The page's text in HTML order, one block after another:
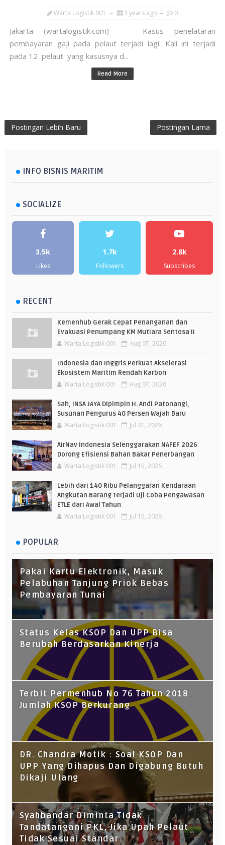
Warta Logistik 001 3 years ago 0
Jakarta (wartalogistik.com) - Kasus penelataran
pembayaran gaji pada pelaut terjadi lagi. Kali ini terjadi
pada 12 pelaut yang kasusnya d...
Read More
Postingan Lebih Baru Postingan Lama
INFO BISNIS MARITIM
SOCIALIZE
3.5k
Likes
1.7k
Followers
2.8k
Subscribes
RECENT
Kemenhub Gerak Cepat Penanganan dan
Evakuasi Penumpang KM Mutiara Sentosa II
Warta Logistik 001 Aug 07, 2026
Indonesia dan Inggris Perkuat Akselerasi
Ekosistem Maritim Rendah Karbon
Warta Logistik 001 Aug 07, 2026
Sah, INSA JAYA Dipimpin H. Andi Patonangi,
Susunan Pengurus 40 Persen Wajah Baru
Warta Logistik 001 Jul 31, 2026
AirNav Indonesia Selenggarakan NAFEF 2026
Dorong Efisiensi Bahan Bakar Penerbangan
Warta Logistik 001 Jul 15, 2026
Lebih dari 140 Ribu Pelanggaran Kendaraan
Angkutan Barang Terjadi Uji Coba Pengawasan
ETLE dari Awal Tahun
Warta Logistik 001 Jul 15, 2026
POPULAR
Pakai Kartu Elektronik, Masuk
Pelabuhan Tanjung Priok Bebas
Pembayaran Tunai
Status Kelas KSOP Dan UPP Bisa
Berubah Berdasarkan Kinerja
Terbit Permenhub No 76 Tahun 2018
Jumlah KSOP Berkurang
DR. Chandra Motik : Soal KSOP Dan
UPP Yang Dihapus Dan Digabung Butuh
Dikaji Ulang
Syahbandar Diminta Tidak
Tandatangani PKL, Jika Upah Pelaut
Tidak Sesuai Standar